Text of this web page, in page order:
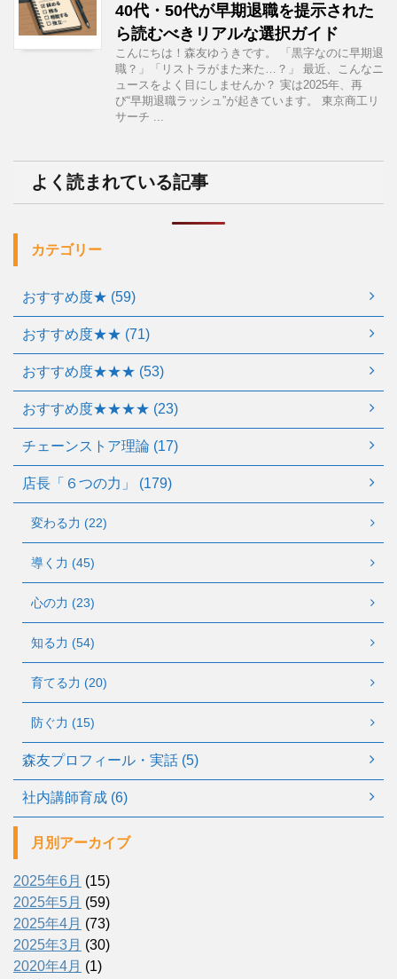
40代・50代が早期退職を提示された
ら読むべきリアルな選択ガイド
こんにちは！森友ゆうきです。 「黒字なのに早期退
職？」「リストラがまた来た…？」 最近、こんなニ
ュースをよく目にしませんか？ 実は2025年、再
び“早期退職ラッシュ”が起きています。 東京商工リ
サーチ ...
よく読まれている記事
カテゴリー
おすすめ度★ (59)
おすすめ度★★ (71)
おすすめ度★★★ (53)
おすすめ度★★★★ (23)
チェーンストア理論 (17)
店長「６つの力」 (179)
変わる力 (22)
導く力 (45)
心の力 (23)
知る力 (54)
育てる力 (20)
防ぐ力 (15)
森友プロフィール・実話 (5)
社内講師育成 (6)
月別アーカイブ
2025年6月 (15)
2025年5月 (59)
2025年4月 (73)
2025年3月 (30)
2020年4月 (1)